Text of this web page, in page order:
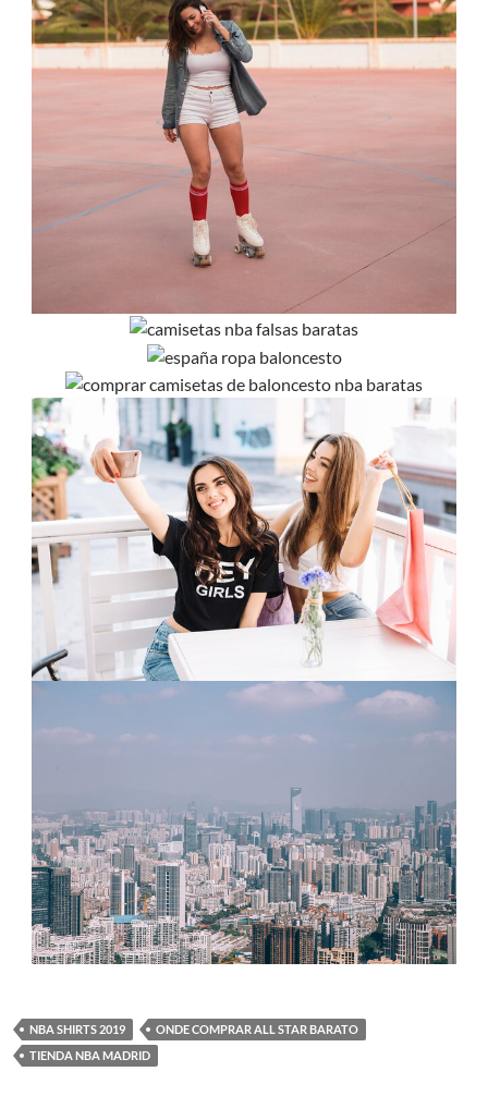
NBA SHIRTS 2019
ONDE COMPRAR ALL STAR BARATO
TIENDA NBA MADRID